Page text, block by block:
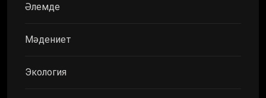
Әлемде
Мәдениет
Экология